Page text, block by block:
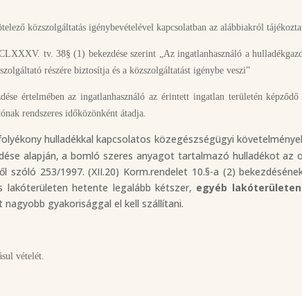
közszolgáltatás igénybevételével kapcsolatban az alábbiakról
tv. 38§ (1) bekezdése szerint „Az ingatlanhasználó a
részére biztosítja és a közszolgáltatást igénybe veszi”
értelmében az ingatlanhasználó az érintett ingatlan területén
rendszeres időközönként átadja.
hulladékkal kapcsolatos közegészségügyi
alapján, a bomló szeres anyagot tartalmazó hulladékot az
szóló 253/1997. (XII.20) Korm.rendelet 10.§-a (2)
lakóterületen hetente legalább kétszer, egyéb
gyakorisággal el kell szállítani.
vételét.